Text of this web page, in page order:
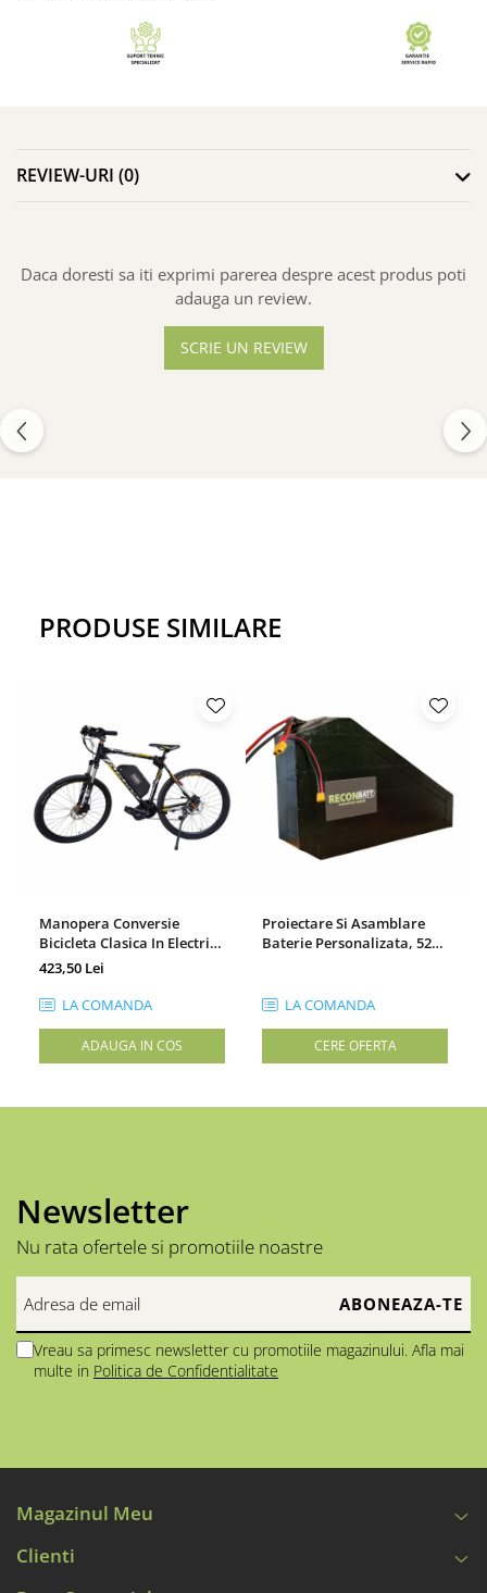
REVIEW-URI (0)
Daca doresti sa iti exprimi parerea despre acest produs poti
adauga un review.
SCRIE UN REVIEW
PRODUSE SIMILARE
Manopera Conversie
Bicicleta Clasica In Electrica
- Upgrade Rapid Si
423,50 Lei
LA COMANDA
ADAUGA IN COS
Proiectare Si Asamblare
Baterie Personalizata, 52V,
LA COMANDA
CERE OFERTA
Newsletter
Nu rata ofertele si promotiile noastre
Vreau sa primesc newsletter cu promotiile magazinului. Afla mai
multe in Politica de Confidentialitate
Magazinul Meu
Clienti